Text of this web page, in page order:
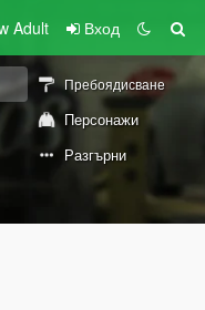
Adult Вход
Пребоядисване
Персонажи
Разгърни